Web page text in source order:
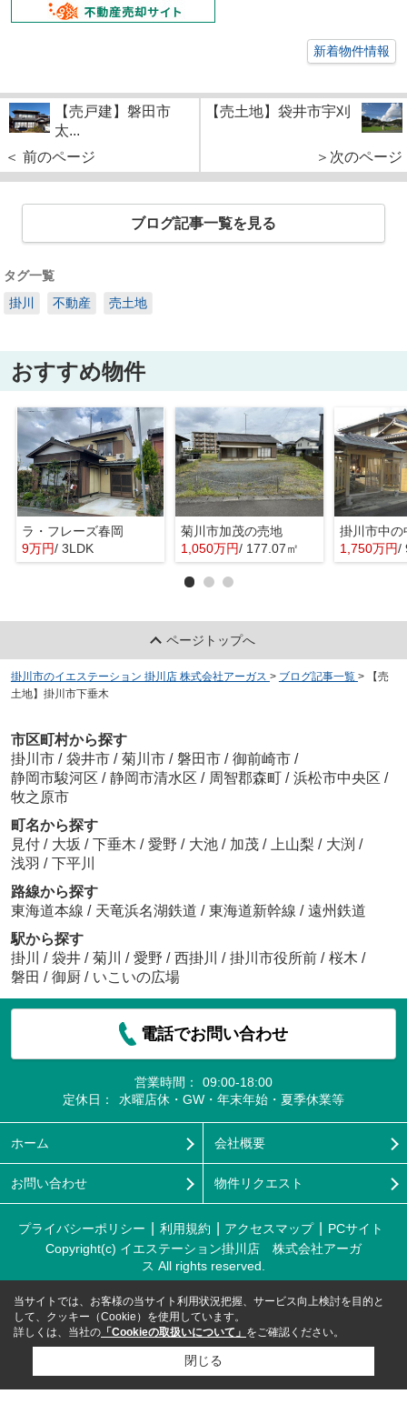
新着物件情報
【売戸建】磐田市
太...
＜ 前のページ
【売土地】袋井市宇刈
＞次のページ
ブログ記事一覧を見る
タグ一覧
掛川
不動産 売土地
おすすめ物件
ラ・フレーズ春岡
9万円/ 3LDK
菊川市加茂の売地
1,050万円/ 177.07㎡
掛川市中の
1,750万円/
ページトップへ
掛川市のイエステーション 掛川店 株式会社アーガス > ブログ記事一覧 >
【売
土地】掛川市下垂木
市区町村から探す
掛川市 / 袋井市 / 菊川市 / 磐田市 / 御前崎市 /
静岡市駿河区 / 静岡市清水区 / 周智郡森町 / 浜松市中央区 /
牧之原市
町名から探す
見付 / 大坂 / 下垂木 / 愛野 / 大池 / 加茂 / 上山梨 / 大渕 /
浅羽 / 下平川
路線から探す
東海道本線 / 天竜浜名湖鉄道 / 東海道新幹線 / 遠州鉄道
駅から探す
掛川
/ 袋井 / 菊川 / 愛野 / 西掛川 / 掛川市役所前 / 桜木 /
磐田 / 御厨 / いこいの広場
電話でお問い合わせ
営業時間：
09:00-18:00
定休日：
水曜店休・GW・年末年始・夏季休業等
ホーム 会社概要
お問い合わせ 物件リクエスト
プライバシーポリシー 利用規約 アクセスマップ
PCサイト
Copyright(c) イエステーション掛川店 株式会社アーガ
ス All rights reserved.
当サイトでは、お客様の当サイト利用状況把握、サービス向上検討を目的と
して、クッキー（Cookie）を使用しています。
詳しくは、当社の 「Cookieの取扱いについて」 をご確認ください。
閉じる